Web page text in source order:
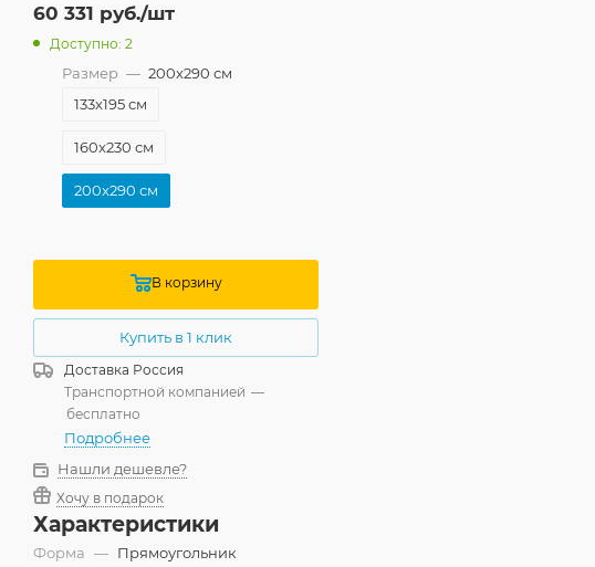
60 331 руб./шт
Доступно: 2
Размер — 200x290 см
133x195 см
160x230 см
200x290 см
В корзину
Купить в 1 клик
Доставка Россия
Транспортной компанией —
бесплатно
Подробнее
Нашли дешевле?
Хочу в подарок
Характеристики
Форма — Прямоугольник